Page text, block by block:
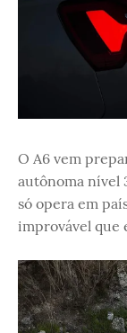
O A6 vem
autônoma nível
só opera em
improvável que